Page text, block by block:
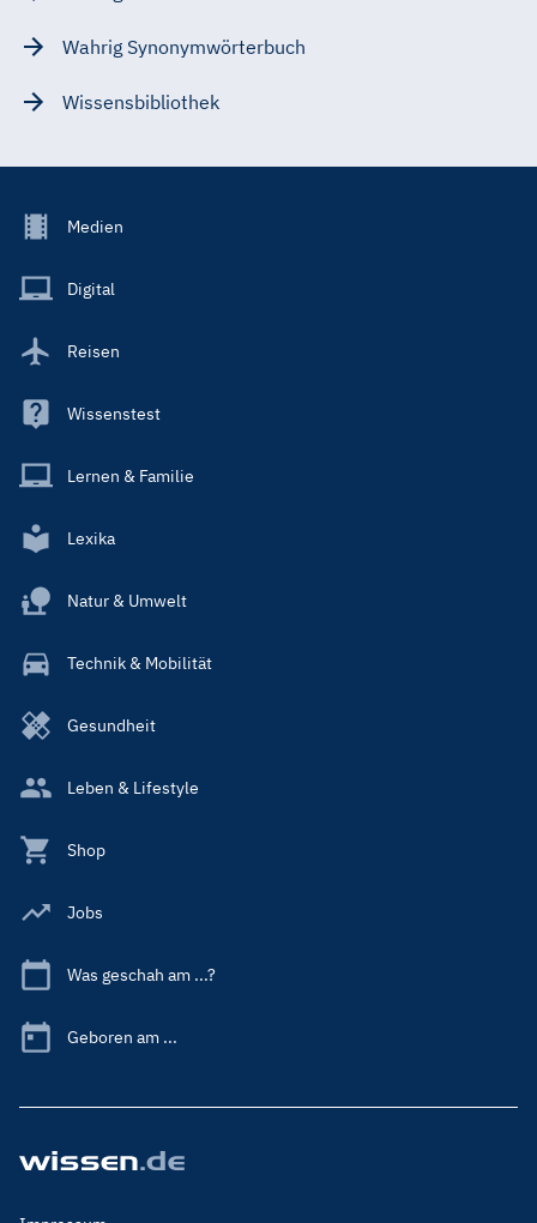
Wahrig Synonymwörterbuch
Wissensbibliothek
Footer
Main
Medien
Digital
Reisen
Wissenstest
Lernen & Familie
Lexika
Natur & Umwelt
Technik & Mobilität
Gesundheit
Leben & Lifestyle
Shop
Jobs
Was geschah am ...?
Geboren am ...